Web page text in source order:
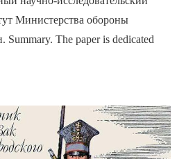
Министерства обороны
The paper is dedicated